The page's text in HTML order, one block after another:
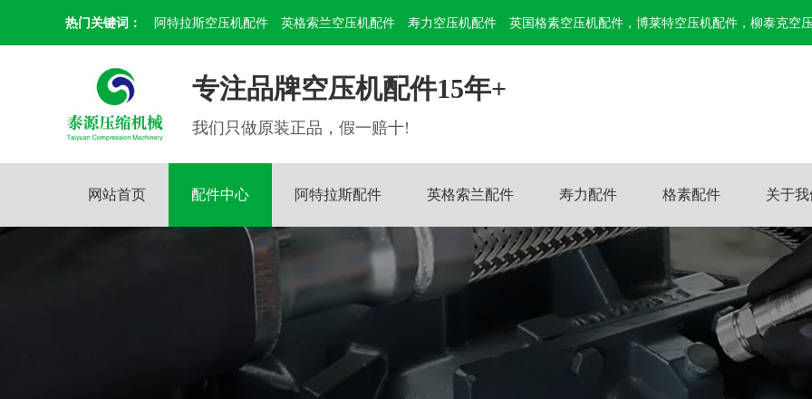
热门关键词： 阿特拉斯空压机配件 英格索兰空压机配件 寿力空压机配件 英国格素空压机配件，博莱特空压机配件，柳泰克空
专注品牌空压机配件15年+
我们只做原装正品，假一赔十!
网站首页 配件中心 阿特拉斯配件 英格索兰配件 寿力配件 格素配件 关于